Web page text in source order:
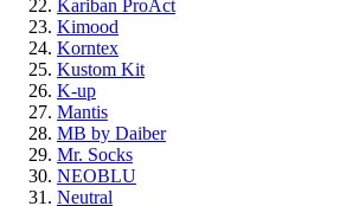
Kariban ProAct
Kimood
Korntex
Kustom Kit
K-up
Mantis
MB by Daiber
Mr. Socks
NEOBLU
Neutral